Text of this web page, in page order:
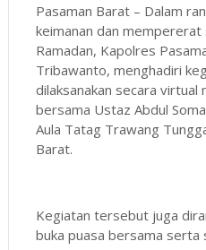
Pasaman Barat – Dalam
keimanan dan mempererat
Ramadan, Kapolres
Tribawanto, menghadiri
dilaksanakan secara virtual
bersama Ustaz Abdul
Aula Tatag Trawang
Barat.
Kegiatan tersebut juga
buka puasa bersama serta